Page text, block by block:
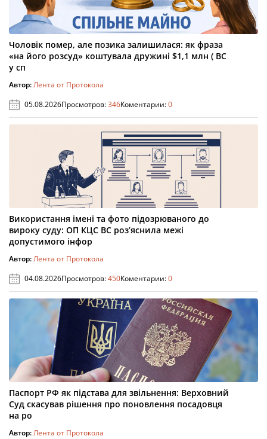
Чоловік помер, але позика залишилася: як фраза
«на його розсуд» коштувала дружині $1,1 млн ( ВС
у сп
Автор:Лента от Протокола
05.08.2026Просмотров:346Коментарии:0
Використання імені та фото підозрюваного до
вироку суду: ОП КЦС ВС роз’яснила межі
допустимого інфор
Автор:Лента от Протокола
04.08.2026Просмотров:450Коментарии:0
Паспорт РФ як підстава для звільнення: Верховний
Суд скасував рішення про поновлення посадовця
на ро
Автор:Лента от Протокола